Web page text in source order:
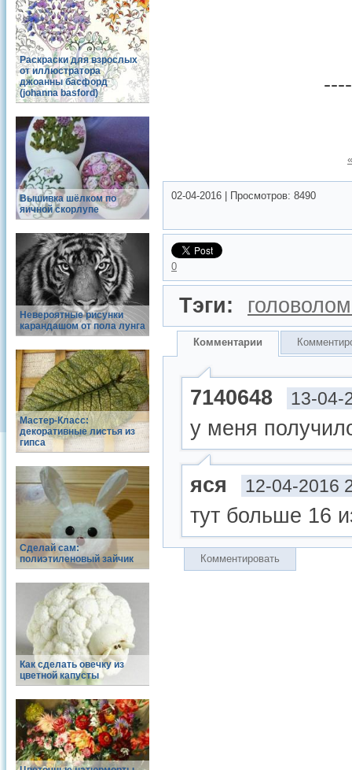
Раскраски для взрослых
от иллюстратора
джоанны басфорд
(johanna basford)
Вышивка шёлком по
яичной скорлупе
Невероятные рисунки
карандашом от пола лунга
Мастер-Класс:
декоративные листья из
гипса
Сделай сам:
полиэтиленовый зайчик
Как сделать овечку из
цветной капусты
02-04-2016 Просмотров: 8490
0
Тэги:
Комментарии
7140648 13-04-
у меня
яся 12-04-2016
тут больше 16
Комментировать